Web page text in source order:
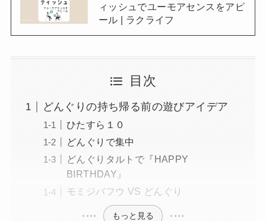
ィッシュでユーモアセンスをアピ
ール | ラクライフ
目次
どんぐりの持ち帰る前の遊びアイデア
ひたすら１０
どんぐりで集中
どんぐりタルトで『HAPPY
BIRTHDAY』
モミジバフウ VS どんぐり
もっと見る